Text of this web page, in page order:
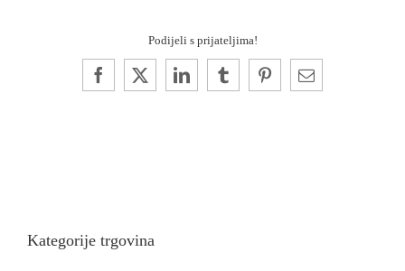
Podijeli s prijateljima!
Facebook
X LinkedInTumblrPinterestEmail:
Kategorije trgovina